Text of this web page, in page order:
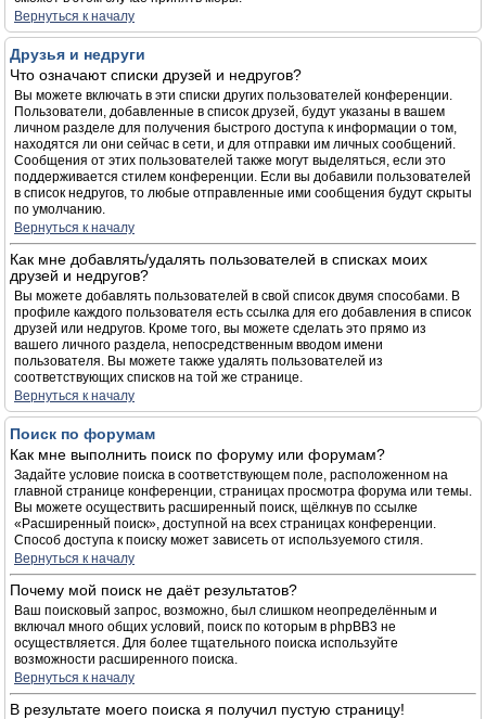
Вернуться к началу
Друзья и недруги
Что означают списки друзей и недругов?
Вы можете включать в эти списки других пользователей конференции.
Пользователи, добавленные в список друзей, будут указаны в вашем
личном разделе для получения быстрого доступа к информации о том,
находятся ли они сейчас в сети, и для отправки им личных сообщений.
Сообщения от этих пользователей также могут выделяться, если это
поддерживается стилем конференции. Если вы добавили пользователей
в список недругов, то любые отправленные ими сообщения будут скрыты
по умолчанию.
Вернуться к началу
Как мне добавлять/удалять пользователей в списках моих
друзей и недругов?
Вы можете добавлять пользователей в свой список двумя способами. В
профиле каждого пользователя есть ссылка для его добавления в список
друзей или недругов. Кроме того, вы можете сделать это прямо из
вашего личного раздела, непосредственным вводом имени
пользователя. Вы можете также удалять пользователей из
соответствующих списков на той же странице.
Вернуться к началу
Поиск по форумам
Как мне выполнить поиск по форуму или форумам?
Задайте условие поиска в соответствующем поле, расположенном на
главной странице конференции, страницах просмотра форума или темы.
Вы можете осуществить расширенный поиск, щёлкнув по ссылке
«Расширенный поиск», доступной на всех страницах конференции.
Способ доступа к поиску может зависеть от используемого стиля.
Вернуться к началу
Почему мой поиск не даёт результатов?
Ваш поисковый запрос, возможно, был слишком неопределённым и
включал много общих условий, поиск по которым в phpBB3 не
осуществляется. Для более тщательного поиска используйте
возможности расширенного поиска.
Вернуться к началу
В результате моего поиска я получил пустую страницу!